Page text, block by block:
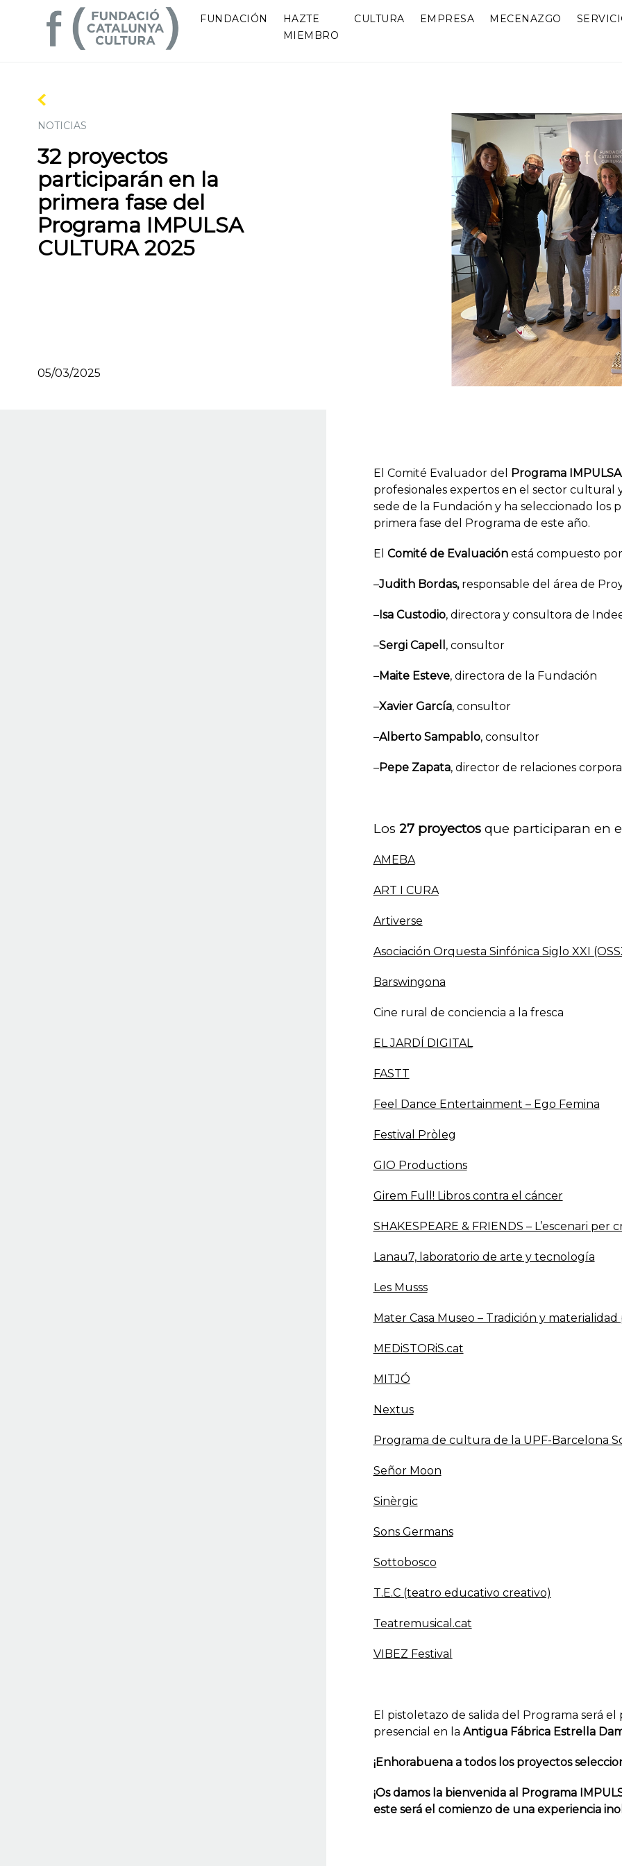
FUNDACIÓN
HAZTE
MIEMBRO
CULTURA EMPRESA MECENAZGO
NOTICIAS
32 proyectos
participarán en la
primera fase del
Programa IMPULSA
CULTURA 2025
05/03/2025
El Comité Evaluador del Programa
profesionales expertos en el sector cultural
sede de la Fundación y ha seleccionado
primera fase del Programa de este año.
El Comité de Evaluaciónestá compuesto
–Judith Bordas,responsable del área de
–Isa Custodio, directora y consultora de
–Sergi Capell , consultor
–Maite Esteve, directora de la Fundación
–Xavier García, consultor
–Alberto Sampablo, consultor
–Pepe Zapata, director de relaciones
Los 27 proyectosque participaran en
AMEBA
ART I CURA
Artiverse
Asociación Orquesta Sinfónica Siglo XXI
Barswingona
Cine rural de conciencia a la fresca
EL JARDÍ DIGITAL
FASTT
Feel Dance Entertainment – Ego Femina
Festival Pròleg
GIO Productions
Girem Full! Libros contra el cáncer
SHAKESPEARE & FRIENDS – L’escenari per
Lanau7, laboratorio de arte y tecnología
Les Musss
Mater Casa Museo – Tradición y
MEDiSTORiS.cat
MITJÓ
Nextus
Programa de cultura de la UPF-Barcelona
Señor Moon
Sinèrgic
Sons Germans
Sottobosco
T.E.C (teatro educativo creativo)
Teatremusical.cat
VIBEZ Festival
El pistoletazo de salida del Programa será
presencial en la Antigua Fábrica Estrella
¡Enhorabuena a todos los proyectos
¡Os damos la bienvenida al Programa
este será el comienzo de una experiencia